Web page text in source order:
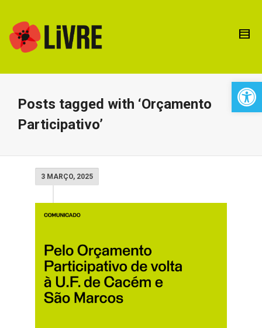
Posts tagged with ‘Orçamento
Participativo’
3 MARÇO, 2025